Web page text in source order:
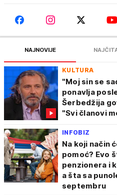
NAJNOVIJE
KULTURA
"Moj sin se
ponavlja
Šerbedžija
"Svi članovi
INFOBIZ
Na koji način
pomoć? Evo
penzionera i
a šta sa
septembru